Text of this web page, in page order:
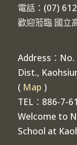
電話：(07)
歡迎蒞臨 國立
Address：No.
Dist.,
( Map )
TEL：886-7-
Welcome to
School at